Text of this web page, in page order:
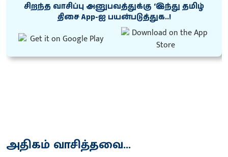
சிறந்த வாசிப்பு அனுபவத்துக்கு ‘இந்து தமிழ்
திசை App-ஐ பயன்படுத்துக..!
அதிகம் வாசித்தவை...